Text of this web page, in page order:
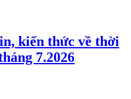
kiến thức về thời
7.2026